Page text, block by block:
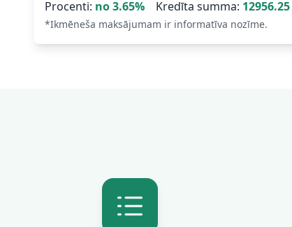
Procenti: no3.65% Kredīta summa: 12956.25
*Ikmēneša maksājumam ir informatīva nozīme.